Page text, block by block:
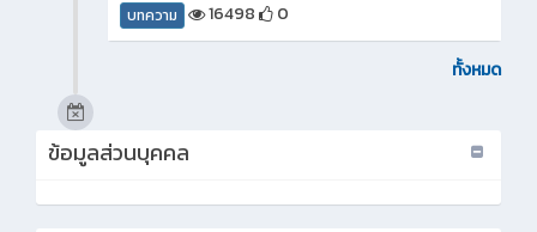
บทความ 16498 0
ทั้งหมด
ข้อมูลส่วนบุคคล